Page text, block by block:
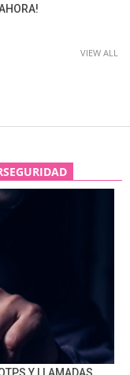
VIEW ALL